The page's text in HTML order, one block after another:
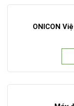
ONICON